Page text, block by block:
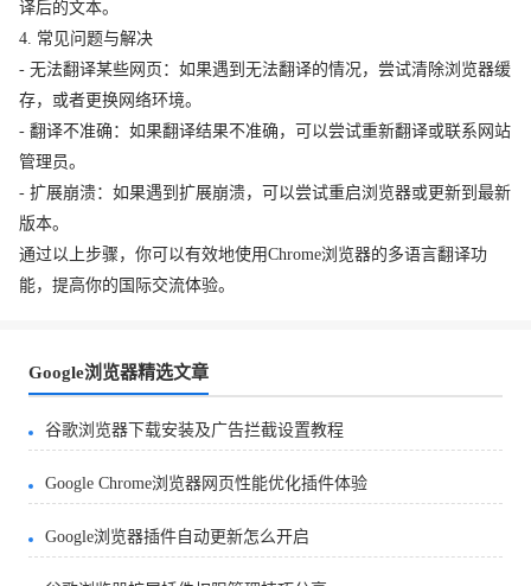
译后的文本。
4. 常见问题与解决
- 无法翻译某些网页：如果遇到无法翻译的情况，尝试清除浏览器缓
存，或者更换网络环境。
- 翻译不准确：如果翻译结果不准确，可以尝试重新翻译或联系网站
管理员。
- 扩展崩溃：如果遇到扩展崩溃，可以尝试重启浏览器或更新到最新
版本。
通过以上步骤，你可以有效地使用Chrome浏览器的多语言翻译功
能，提高你的国际交流体验。
Google浏览器精选文章
谷歌浏览器下载安装及广告拦截设置教程
Google Chrome浏览器网页性能优化插件体验
Google浏览器插件自动更新怎么开启